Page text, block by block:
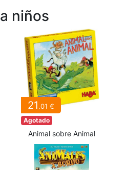
niños
21.01 €
Agotado
Animal sobre Animal